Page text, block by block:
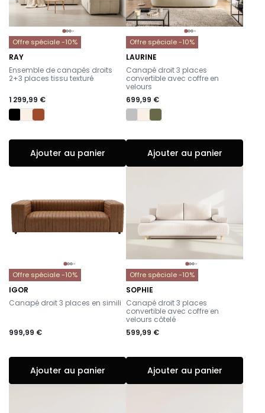
Offre spéciale -10%
RAY
-
Ensemble de canapés droits
2+3 places tissu texturé
1 299,99 €
Ajouter au panier
Offre spéciale -10%
LAURINE
-
Canapé droit 3 places
convertible avec coffre en
velours
699,99 €
Ajouter au panier
Offre spéciale -10%
IGOR
-
Canapé droit 3 places en simili
999,99 €
Ajouter au panier
Offre spéciale -10%
SOPHIE
-
Canapé droit 3 places
convertible avec coffre en
velours côtelé
599,99 €
Ajouter au panier